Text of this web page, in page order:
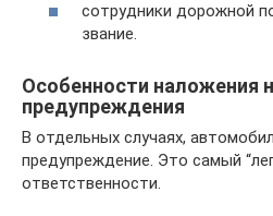
сотрудники дорожной
звание.
Особенности наложения
предупреждения
В отдельных случаях,
предупреждение. Это самый
ответственности.